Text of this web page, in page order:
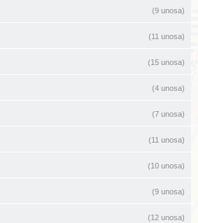
(9 unosa)
(11 unosa)
(15 unosa)
(4 unosa)
(7 unosa)
(11 unosa)
(10 unosa)
(9 unosa)
(12 unosa)